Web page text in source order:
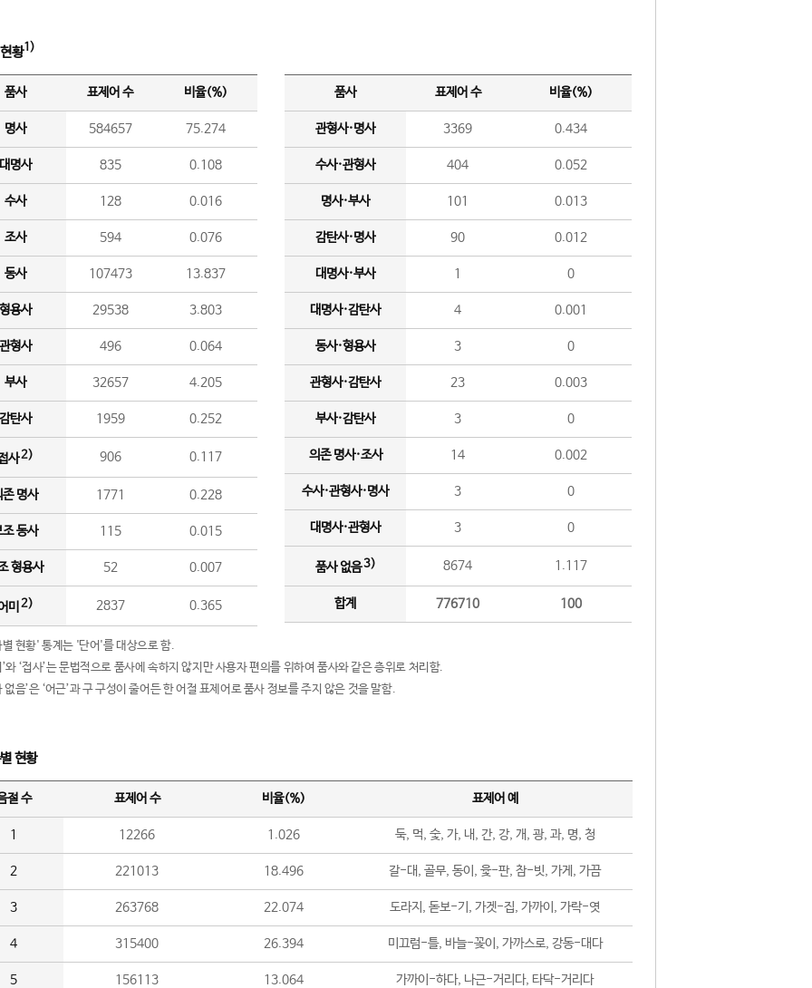
황1)
품사 표제어 수 비율(%)
명사 584657 75.274
명사 835 0.108
수사 128 0.016
조사 594 0.076
동사 107473 13.837
용사 29538 3.803
형사 496 0.064
부사 32657 4.205
탄사 1959 0.252
사2) 906 0.117
존 명사 1771 0.228
조 동사 115 0.015
형용사 52 0.007
미 2) 2837 0.365
품사 표제어 수 비율(%)
관형사·명사 3369 0.434
수사·관형사 404 0.052
명사·부사 101 0.013
감탄사·명사 90 0.012
대명사·부사 1 0
대명사·감탄사 4 0.001
동사·형용사 3 0
관형사·감탄사 23 0.003
부사·감탄사 3 0
의존 명사·조사 14 0.002
수사·관형사·명사 3 0
대명사·관형사 3 0
품사 없음3) 8674 1.117
합계 776710 100
현황' 통계는 '단어'를 대상으로 함.
와 ‘접사’는 문법적으로 품사에 속하지 않지만 사용자 편의를 위하여 품사와 같은 층위로 처리함.
없음’은 ‘어근’과 구 구성이 줄어든 한 어절 표제어로 품사 정보를 주지 않은 것을 말함.
현황
절 수 표제어 수 비율(%) 표제어 예
1 12266 1.026 둑, 먹, 숯, 가, 내, 간, 강, 개, 광, 과, 명, 청
2 221013 18.496 갈-대, 골무, 동이, 윷-판, 참-빗, 가게, 가끔
3 263768 22.074 도라지, 돋보-기, 가겟-집, 가까이, 가락-엿
4 315400 26.394 미끄럼-틀, 바늘-꽂이, 가까스로, 강동-대다
5 156113 13.064 가까이-하다, 나근-거리다, 타닥-거리다